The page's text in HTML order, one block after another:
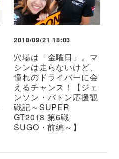
2018/09/21 18:03
穴場は「金曜日」。マ
シンは走らないけど、
憧れのドライバーに会
えるチャンス！【ジェ
ンソン・バトン応援観
戦記～SUPER
GT2018 第6戦
SUGO・前編～】